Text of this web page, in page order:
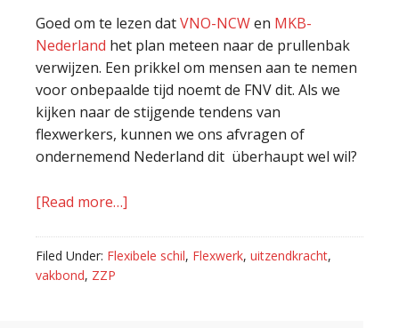
Goed om te lezen datVNO-NCWen MKB-
Nederland het plan meteen naar de prullenbak
verwijzen. Een prikkel om mensen aan te nemen
voor onbepaalde tijd noemt de FNV dit. Als we
kijken naar de stijgende tendens van
flexwerkers, kunnen we ons afvragen of
ondernemend Nederland dit überhaupt wel wil?
[Read more…]
slopen;
Filed Under: Flexibele schil, Flexwerk, uitzendkracht,
vakbond, ZZP